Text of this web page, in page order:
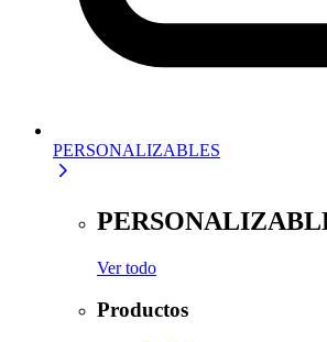
PERSONALIZABLES
Ver todo
Productos